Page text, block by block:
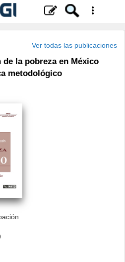
Ver todas las publicaciones
la pobreza en México
metodológico